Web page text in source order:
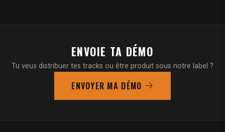
ENVOIE TA DÉMO
Tu veux distribuer tes tracks ou être produit sous notre label ?
ENVOYER MA DÉMO